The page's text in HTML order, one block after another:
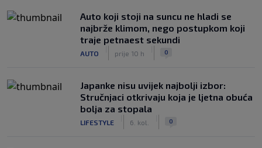
Auto koji stoji na suncu ne hladi se
najbrže klimom, nego postupkom koji
traje petnaest sekundi
AUTO prije 10 h 0
Japanke nisu uvijek najbolji izbor:
Stručnjaci otkrivaju koja je ljetna obuća
bolja za stopala
LIFESTYLE 6. kol. 0